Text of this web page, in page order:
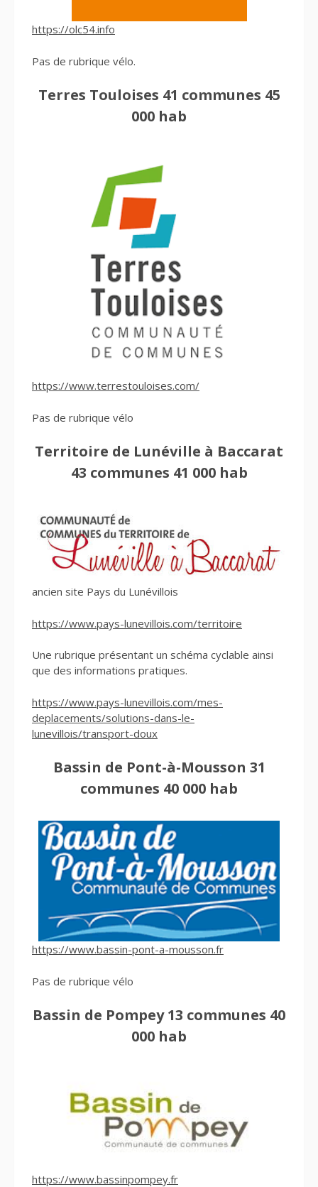
https://olc54.info
Pas de rubrique vélo.
Terres Touloises 41 communes 45
000 hab
https://www.terrestouloises.com/
Pas de rubrique vélo
Territoire de Lunéville à Baccarat
43 communes 41 000 hab
ancien site Pays du Lunévillois
https://www.pays-lunevillois.com/territoire
Une rubrique présentant un schéma cyclable ainsi
que des informations pratiques.
https://www.pays-lunevillois.com/mes-
deplacements/solutions-dans-le-
lunevillois/transport-doux
Bassin de Pont-à-Mousson 31
communes 40 000 hab
https://www.bassin-pont-a-mousson.fr
Pas de rubrique vélo
Bassin de Pompey 13 communes 40
000 hab
https://www.bassinpompey.fr